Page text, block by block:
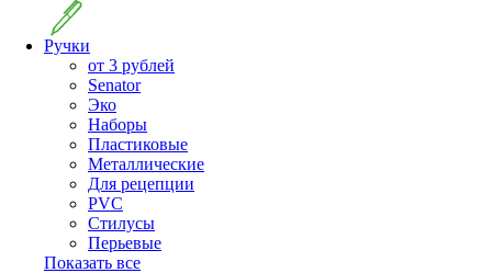
Ручки
от 3 рублей
Senator
Эко
Наборы
Пластиковые
Металлические
Для рецепции
PVC
Стилусы
Перьевые
Показать все